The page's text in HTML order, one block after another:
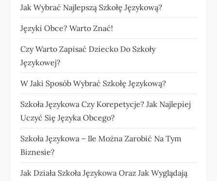
Jak Wybrać Najlepszą Szkołę Językową?
Języki Obce? Warto Znać!
Czy Warto Zapisać Dziecko Do Szkoły
Językowej?
W Jaki Sposób Wybrać Szkołę Językową?
Szkoła Językowa Czy Korepetycje? Jak Najlepiej
Uczyć Się Języka Obcego?
Szkoła Językowa – Ile Można Zarobić Na Tym
Biznesie?
Jak Działa Szkoła Językowa Oraz Jak Wyglądają